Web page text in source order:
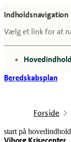
Indholdsnavigation
Vælg et link for at
gå til
Hovedindhold
Beredskabsplan
Forside
start på hovedindhold
senest opdateret 18.